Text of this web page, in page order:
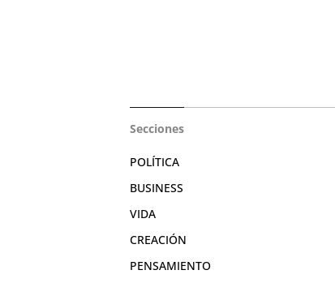
Secciones
POLÍTICA
BUSINESS
VIDA
CREACIÓN
PENSAMIENTO